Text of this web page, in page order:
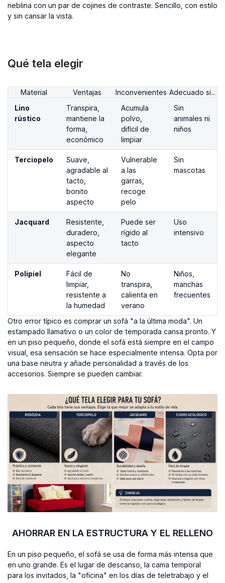
neblina con un par de cojines de contraste. Sencillo, con estilo
y sin cansar la vista.
Qué tela elegir
Material Ventajas Inconvenientes Adecuado si...
Lino
rústico
Transpira,
mantiene la
forma,
económico
Acumula
polvo,
difícil de
limpiar
Sin
animales ni
niños
Terciopelo
Suave,
agradable al
tacto,
bonito
aspecto
Vulnerable
a las
garras,
recoge
pelo
Sin
mascotas
Jacquard
Resistente,
duradero,
aspecto
elegante
Puede ser
rígido al
tacto
Uso
intensivo
Polipiel
Fácil de
limpiar,
resistente a
la humedad
No
transpira,
calienta en
verano
Niños,
manchas
frecuentes
Otro error típico es comprar un sofá "a la última moda". Un
estampado llamativo o un color de temporada cansa pronto. Y
en un piso pequeño, donde el sofá está siempre en el campo
visual, esa sensación se hace especialmente intensa. Opta por
una base neutra y añade personalidad a través de los
accesorios. Siempre se pueden cambiar.
AHORRAR EN LA ESTRUCTURA Y EL RELLENO
En un piso pequeño, el sofá se usa de forma más intensa que
en uno grande. Es el lugar de descanso, la cama temporal
para los invitados, la "oficina" en los días de teletrabajo y el